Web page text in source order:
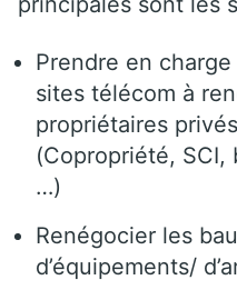
Prendre en
sites télécom à
propriétaires
(Copropriété, SCI,
…)
Renégocier les
d’équipements/